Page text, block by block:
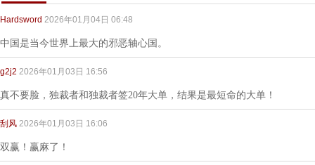
Hardsword 2026年01月04日 06:48
中国是当今世界上最大的邪恶轴心国。
g2j2 2026年01月03日 16:56
真不要脸，独裁者和独裁者签20年大单，结果是最短命的大单！
刮风 2026年01月03日 16:06
双赢！赢麻了！